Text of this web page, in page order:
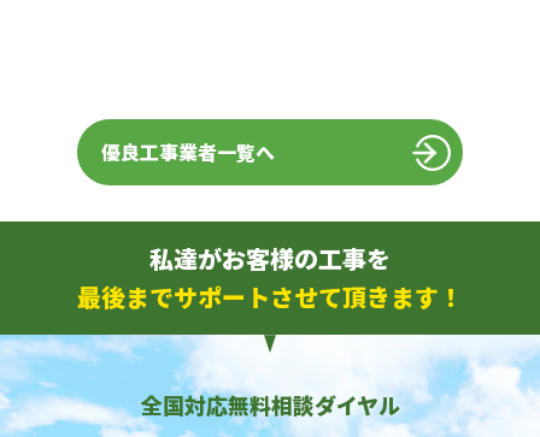
優良工事業者一覧へ
私達がお客様の工事を
最後までサポートさせて頂きます！
全国対応無料相談ダイヤル